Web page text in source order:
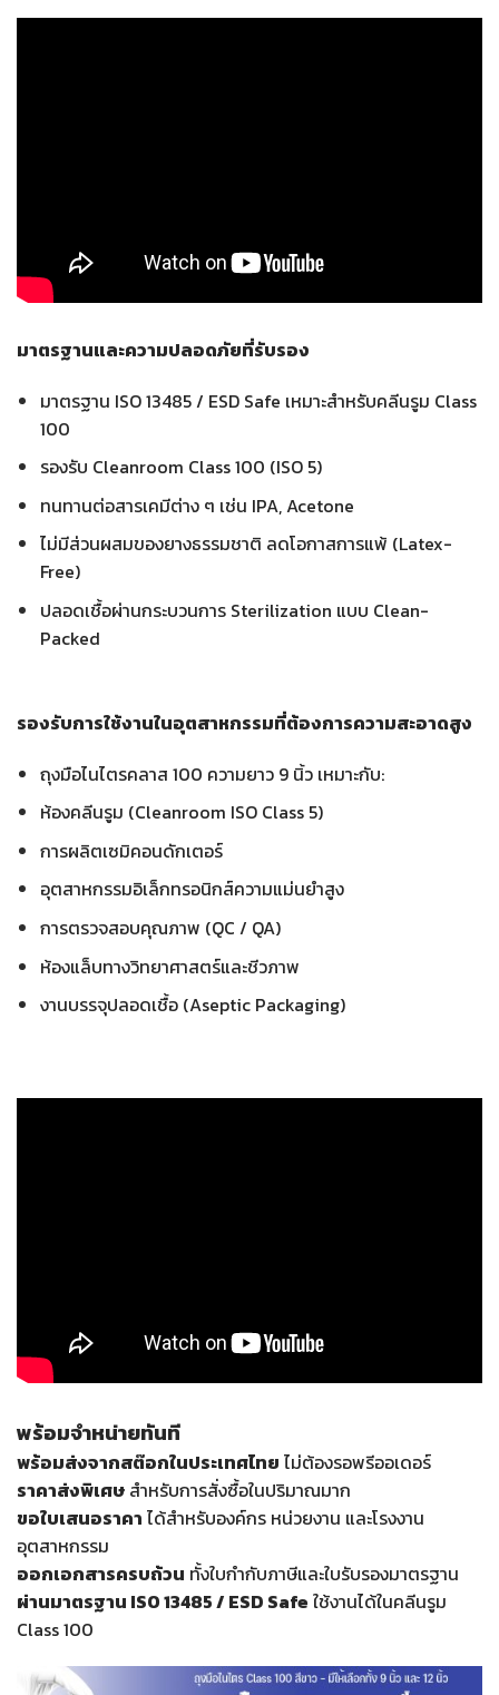
มาตรฐานและความปลอดภัยที่รับรอง
มาตรฐาน ISO 13485 / ESD Safe เหมาะสำหรับคลีนรูม Class
100
รองรับ Cleanroom Class 100 (ISO 5)
ทนทานต่อสารเคมีต่าง ๆ เช่น IPA, Acetone
ไม่มีส่วนผสมของยางธรรมชาติ ลดโอกาสการแพ้ (Latex-
Free)
ปลอดเชื้อผ่านกระบวนการ Sterilization แบบ Clean-
Packed
รองรับการใช้งานในอุตสาหกรรมที่ต้องการความสะอาดสูง
ถุงมือไนไตรคลาส 100 ความยาว 9 นิ้ว เหมาะกับ:
ห้องคลีนรูม (Cleanroom ISO Class 5)
การผลิตเซมิคอนดักเตอร์
อุตสาหกรรมอิเล็กทรอนิกส์ความแม่นยำสูง
การตรวจสอบคุณภาพ (QC / QA)
ห้องแล็บทางวิทยาศาสตร์และชีวภาพ
งานบรรจุปลอดเชื้อ (Aseptic Packaging)
พร้อมจำหน่ายทันที
พร้อมส่งจากสต๊อกในประเทศไทย ไม่ต้องรอพรีออเดอร์
ราคาส่งพิเศษ สำหรับการสั่งซื้อในปริมาณมาก
ขอใบเสนอราคา ได้สำหรับองค์กร หน่วยงาน และโรงงาน
อุตสาหกรรม
ออกเอกสารครบถ้วน ทั้งใบกำกับภาษีและใบรับรองมาตรฐาน
ผ่านมาตรฐาน ISO 13485 / ESD Safe ใช้งานได้ในคลีนรูม
Class 100